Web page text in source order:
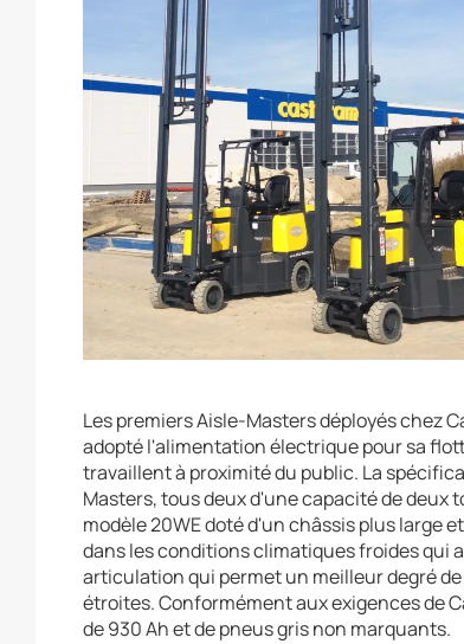
Les premiers Aisle-Masters déployés chez
adopté l'alimentation électrique pour sa
travaillent à proximité du public. La
Masters, tous deux d'une capacité de deux
modèle 20WE doté d'un châssis plus large
dans les conditions climatiques froides qui
articulation qui permet un meilleur degré
étroites. Conformément aux exigences de
de 930 Ah et de pneus gris non marquants.